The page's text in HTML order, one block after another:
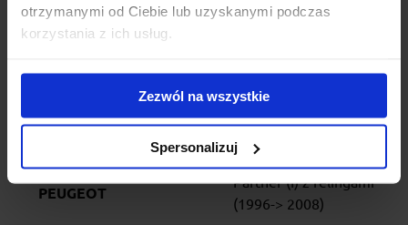
otrzymanymi od Ciebie lub uzyskanymi podczas
korzystania z ich usług.
Zezwól na wszystkie
Spersonalizuj
1998)
OPEL
Vectra B kombi z
relingami (1996 -> 2002)
PEUGEOT
Partner (I) z relingami
(1996-> 2008)